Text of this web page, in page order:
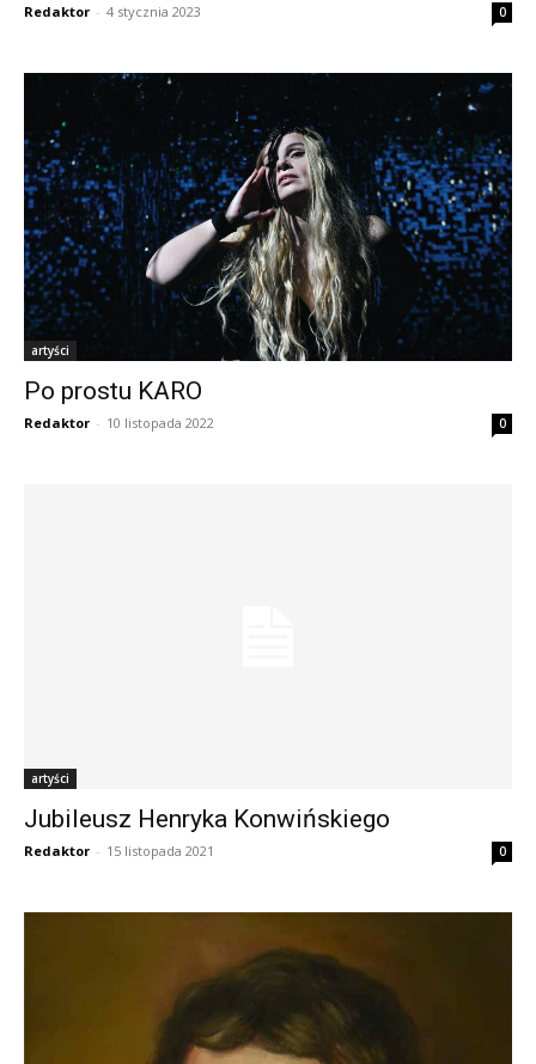
Redaktor - 4 stycznia 2023 0
artyści
Po prostu KARO
Redaktor - 10 listopada 2022 0
artyści
Jubileusz Henryka Konwińskiego
Redaktor - 15 listopada 2021 0